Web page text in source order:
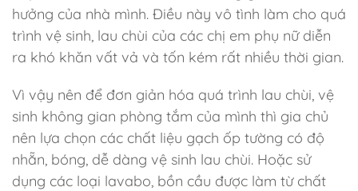
hưởng của nhà mình. Điều này vô tình làm cho quá
trình vệ sinh, lau chùi của các chị em phụ nữ diễn
ra khó khăn vất vả và tốn kém rất nhiều thời gian.
Vì vậy nên để đơn giản hóa quá trình lau chùi, vệ
sinh không gian phòng tắm của mình thì gia chủ
nên lựa chọn các chất liệu gạch ốp tường có độ
nhẵn, bóng, dễ dàng vệ sinh lau chùi. Hoặc sử
dụng các loại lavabo, bồn cầu được làm từ chất